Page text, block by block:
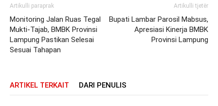
Artikulli paraprak
Monitoring Jalan Ruas Tegal
Mukti-Tajab, BMBK Provinsi
Lampung Pastikan Selesai
Sesuai Tahapan
Artikulli tjetër
Bupati Lambar Parosil Mabsus,
Apresiasi Kinerja BMBK
Provinsi Lampung
ARTIKEL TERKAIT DARI PENULIS